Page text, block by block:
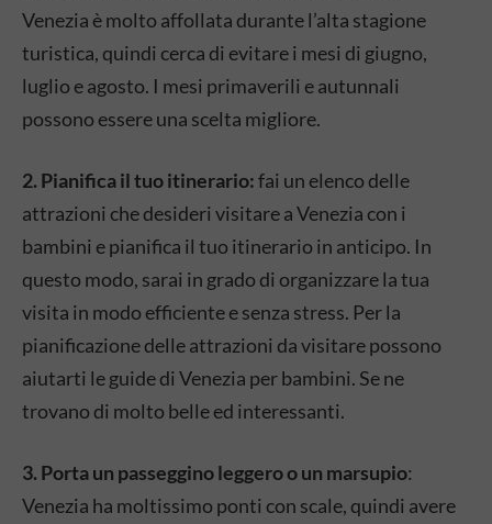
Venezia è molto affollata durante l’alta stagione
turistica, quindi cerca di evitare i mesi di giugno,
luglio e agosto. I mesi primaverili e autunnali
possono essere una scelta migliore.
2. Pianifica il tuo itinerario:fai un elenco delle
attrazioni che desideri visitare a Venezia con i
bambini e pianifica il tuo itinerario in anticipo. In
questo modo, sarai in grado di organizzare la tua
visita in modo efficiente e senza stress. Per la
pianificazione delle attrazioni da visitare possono
aiutarti le guide di Venezia per bambini. Se ne
trovano di molto belle ed interessanti.
3. Porta un passeggino leggero o un marsupio:
Venezia ha moltissimo ponti con scale, quindi avere